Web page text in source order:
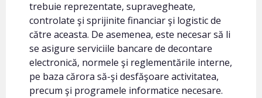
trebuie reprezentate, supravegheate,
controlate şi sprijinite financiar şi logistic de
către aceasta. De asemenea, este necesar să li
se asigure serviciile bancare de decontare
electronică, normele şi reglementările interne,
pe baza cărora să-şi desfăşoare activitatea,
precum şi programele informatice necesare.